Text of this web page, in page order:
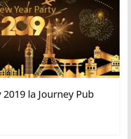
la Journey Pub